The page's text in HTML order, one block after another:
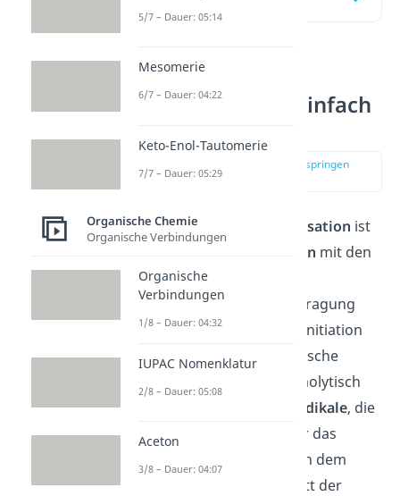
Radikalische
Polymerisation einfach
zur Stelle im Video springen
(00:13)
Dieradikalische Polymerisation ist
Kettenpolymerisation mit den
4 Teilschritten
Propagation, Kettenübertragung
und Termination. Bei der Initiation
entstehen durch homolytische
Spaltung und meist thermolytisch
Radikale, die
dann mit einem Monomer das
Starterradikal bilden. Nach dem
Kettenwachstum im Schritt der
5/7 – Dauer: 05:14
Mesomerie
6/7 – Dauer: 04:22
Keto-Enol-Tautomerie
7/7 – Dauer: 05:29
Organische Chemie
Organische Verbindungen
Organische
Verbindungen
1/8 – Dauer: 04:32
IUPAC Nomenklatur
2/8 – Dauer: 05:08
Aceton
3/8 – Dauer: 04:07